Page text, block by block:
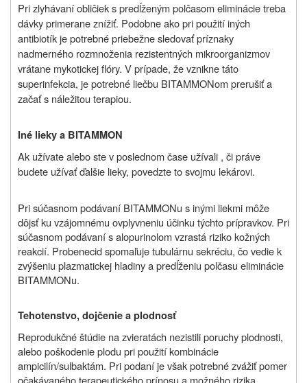
Pri zlyhávaní obličiek s predĺženým polčasom eliminácie treba
dávky primerane znížiť. Podobne ako pri použití iných
antibiotík je potrebné priebežne sledovať príznaky
nadmerného rozmnoženia rezistentných mikroorganizmov
vrátane mykotickej flóry. V prípade, že vznikne táto
superinfekcia, je potrebné liečbu BITAMMONom prerušiť a
začať s náležitou terapiou.
Iné lieky a BITAMMON
Ak užívate alebo ste v poslednom čase užívali , či práve
budete užívať ďalšie lieky, povedzte to svojmu lekárovi.
Pri súčasnom podávaní BITAMMONu s inými liekmi môže
dôjsť ku vzájomnému ovplyvneniu účinku týchto prípravkov. Pri
súčasnom podávaní s alopurinolom vzrastá riziko kožných
reakcií. Probenecid spomaľuje tubulárnu sekréciu, čo vedie k
zvýšeniu plazmatickej hladiny a predĺženiu polčasu eliminácie
BITAMMONu.
Tehotenstvo, dojčenie a plodnosť
Reprodukčné štúdie na zvieratách nezistili poruchy plodnosti,
alebo poškodenie plodu pri použití kombinácie
ampicilín/sulbaktám. Pri podaní je však potrebné zvážiť pomer
očakávaného terapeutického prínosu a možného rizika.